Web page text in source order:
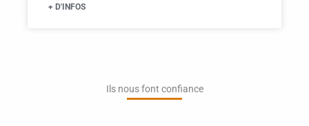
+ D'INFOS
Ils nous font confiance​